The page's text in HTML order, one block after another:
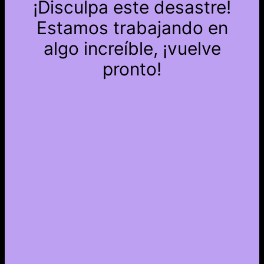
¡Disculpa este desastre!
Estamos trabajando en
algo increíble, ¡vuelve
pronto!